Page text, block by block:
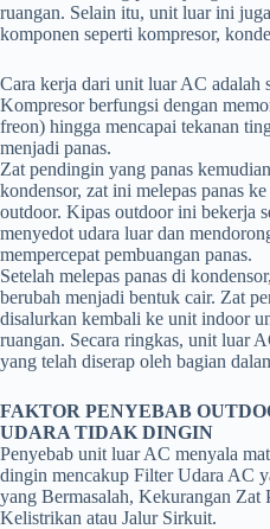
ruangan. Selain itu, unit luar ini
komponen seperti kompresor,
Cara kerja dari unit luar AC adalah
Kompresor berfungsi dengan
freon) hingga mencapai tekanan
menjadi panas.
Zat pendingin yang panas
kondensor, zat ini melepas panas
outdoor. Kipas outdoor ini bekerja
menyedot udara luar dan
mempercepat pembuangan panas.
Setelah melepas panas di
berubah menjadi bentuk cair. Zat
disalurkan kembali ke unit indoor
ruangan. Secara ringkas, unit luar
yang telah diserap oleh bagian
FAKTOR PENYEBAB
UDARA TIDAK DINGIN
Penyebab unit luar AC menyala
dingin mencakup Filter Udara AC
yang Bermasalah, Kekurangan Zat
Kelistrikan atau Jalur Sirkuit.